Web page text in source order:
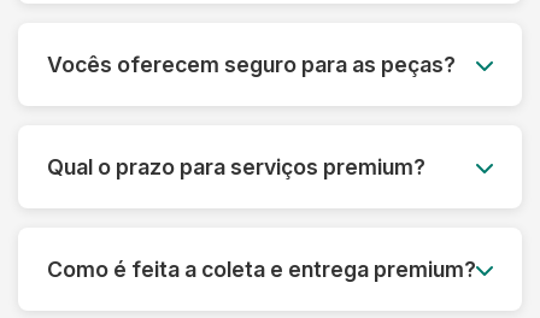
desde a avaliação inicial até a entrega,
oferecendo orientações personalizadas.
Vocês oferecem seguro para as peças?
danos ou perdas, com cobertura de até R$
50.000 por peça.
Qual o prazo para serviços premium?
oferecemos serviço express com prazo
reduzido mediante consulta.
Como é feita a coleta e entrega premium?